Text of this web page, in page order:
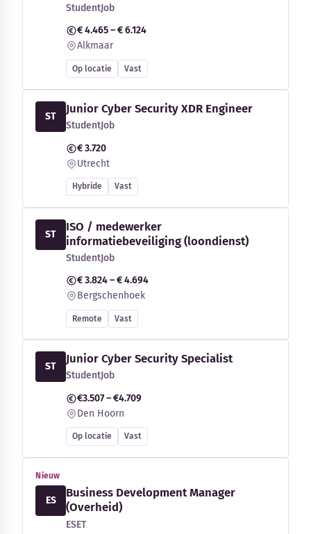
StudentJob
€ 4.465 – € 6.124
Alkmaar
Op locatie Vast
ST
Junior Cyber Security XDR Engineer
StudentJob
€ 3.720
Utrecht
Hybride Vast
ST
ISO / medewerker
informatiebeveiliging (loondienst)
StudentJob
€ 3.824 – € 4.694
Bergschenhoek
Remote Vast
ST
Junior Cyber Security Specialist
StudentJob
€3.507 – €4.709
Den Hoorn
Op locatie Vast
Nieuw
ES
Business Development Manager
(Overheid)
ESET